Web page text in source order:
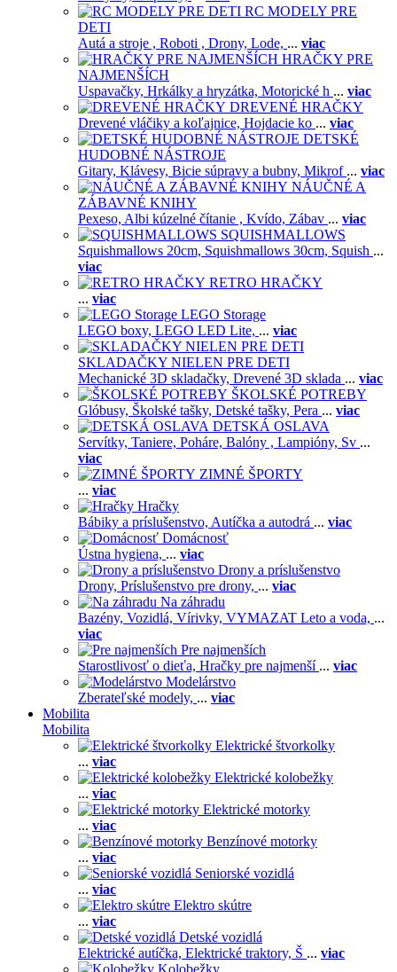
RC MODELY PRE
DETI
Autá a stroje , Roboti , Drony, Lode, ... viac
HRAČKY PRE
NAJMENŠÍCH
Uspavačky, Hrkálky a hryzátka, Motorické h ... viac
DREVENÉ HRAČKY
Drevené vláčiky a koľajnice, Hojdacie ko ... viac
DETSKÉ
HUDOBNÉ NÁSTROJE
Gitary, Klávesy, Bicie súpravy a bubny, Mikrof ... viac
NÁUČNÉ A
ZÁBAVNÉ KNIHY
Pexeso, Albi kúzelné čítanie , Kvído, Zábav ... viac
SQUISHMALLOWS
Squishmallows 20cm, Squishmallows 30cm, Squish ...
viac
RETRO HRAČKY
... viac
LEGO Storage
LEGO boxy, LEGO LED Lite, ... viac
SKLADAČKY NIELEN PRE DETI
Mechanické 3D skladačky, Drevené 3D sklada ... viac
ŠKOLSKÉ POTREBY
Glóbusy, Školské tašky, Detské tašky, Pera ... viac
DETSKÁ OSLAVA
Servítky, Taniere, Poháre, Balóny , Lampióny, Sv ...
viac
ZIMNÉ ŠPORTY
... viac
Hračky
Bábiky a príslušenstvo, Autíčka a autodrá ... viac
Domácnosť
Ústna hygiena, ... viac
Drony a príslušenstvo
Drony, Príslušenstvo pre drony, ... viac
Na záhradu
Bazény, Vozidlá, Vírivky, VYMAZAT Leto a voda, ...
viac
Pre najmenších
Starostlivosť o dieťa, Hračky pre najmenší ... viac
Modelárstvo
Zberateľské modely, ... viac
Mobilita
Mobilita
Elektrické štvorkolky
... viac
Elektrické kolobežky
... viac
Elektrické motorky
... viac
Benzínové motorky
... viac
Seniorské vozidlá
... viac
Elektro skútre
... viac
Detské vozidlá
Elektrické autíčka, Elektrické traktory, Š ... viac
Kolobežky